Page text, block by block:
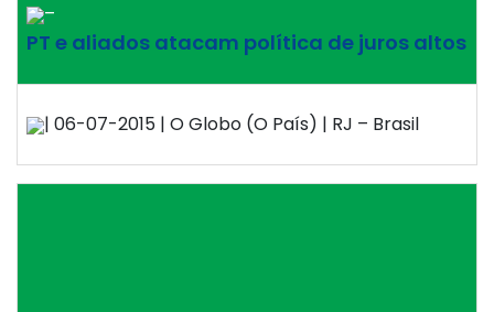
–
PT e aliados atacam política de juros altos
| 06-07-2015 | O Globo (O País) | RJ – Brasil